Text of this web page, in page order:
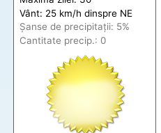
Vânt: 25 km/h dinspre NE
Șanse de precipitații: 5%
Cantitate precip.: 0